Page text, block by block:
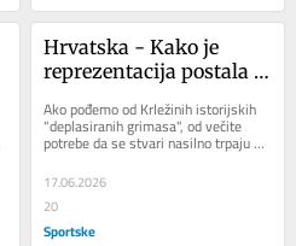
Hrvatska - Kako je
reprezentacija postala
Ako pođemo od Krležinih istorijskih
"deplasiranih grimasa", od večite
potrebe da se stvari nasilno trpaju u
jednostavne obrasce, vrlo...
17.06.2026
20
Sportske